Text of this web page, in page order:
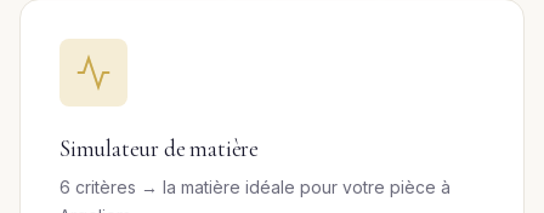
Simulateur de matière
6 critères → la matière idéale pour votre pièce à